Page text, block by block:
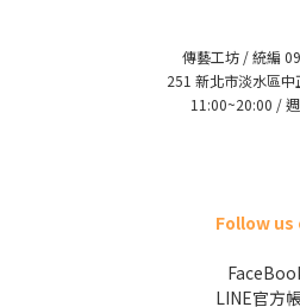
傳藝工坊 / 統編
251 新北市淡水區
11:00~20:00 /
Follow us
LINE官方